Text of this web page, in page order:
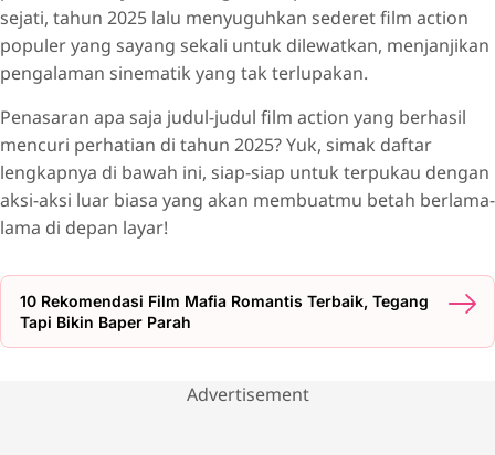
HEADS OF STATE (2025)
THE ACCOUNTANT 2 (2025)
WARFARE (2025)
JURASSIC WORLD: REBIRTH (2025)
FAQ
sejati, tahun 2025 lalu menyuguhkan sederet film action
populer yang sayang sekali untuk dilewatkan, menjanjikan
pengalaman sinematik yang tak terlupakan.
Penasaran apa saja judul-judul film action yang berhasil
mencuri perhatian di tahun 2025? Yuk, simak daftar
lengkapnya di bawah ini, siap-siap untuk terpukau dengan
aksi-aksi luar biasa yang akan membuatmu betah berlama-
lama di depan layar!
10 Rekomendasi Film Mafia Romantis Terbaik, Tegang
Tapi Bikin Baper Parah
Advertisement